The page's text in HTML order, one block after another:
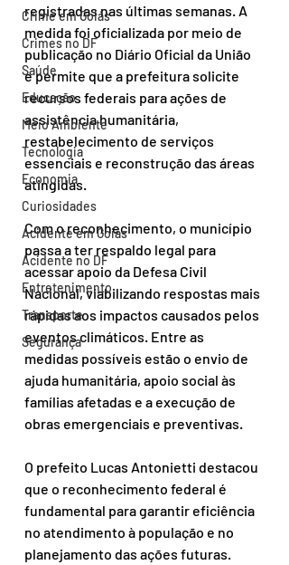
Crime em Goiás
Crimes no DF
Saúde
Educação
Meio Ambiente
Tecnologia
Economia
Curiosidades
Acidente em Goiás
Acidente no DF
Entretenimento
Transporte
Segurança
registradas nas últimas semanas. A
medida foi oficializada por meio de
publicação no Diário Oficial da União
e permite que a prefeitura solicite
recursos federais para ações de
assistência humanitária,
restabelecimento de serviços
essenciais e reconstrução das áreas
atingidas.
Com o reconhecimento, o município
passa a ter respaldo legal para
acessar apoio da Defesa Civil
Nacional, viabilizando respostas mais
rápidas aos impactos causados pelos
eventos climáticos. Entre as
medidas possíveis estão o envio de
ajuda humanitária, apoio social às
famílias afetadas e a execução de
obras emergenciais e preventivas.
O prefeito Lucas Antonietti destacou
que o reconhecimento federal é
fundamental para garantir eficiência
no atendimento à população e no
planejamento das ações futuras.